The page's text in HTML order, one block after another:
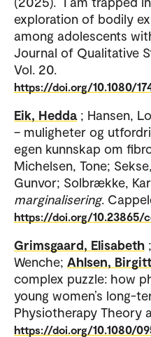
exploration of bodily
among adolescents
Journal of Qualitative
Vol. 20.
https://doi.org/10.1080/
Eik, Hedda ; Hansen,
– muligheter og
egen kunnskap om
Michelsen, Tone;
Gunvor; Solbrække,
marginalisering.
https://doi.org/10.23865/
Grimsgaard, Elisabeth ;
Wenche; Ahlsen,
complex puzzle: how
young women’s long-
Physiotherapy Theory
https://doi.org/10.1080/